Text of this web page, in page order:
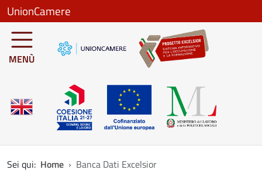
Salta al contenuto principale
UnionCamere
MENÙ
Sei qui: Home Banca Dati Excelsior